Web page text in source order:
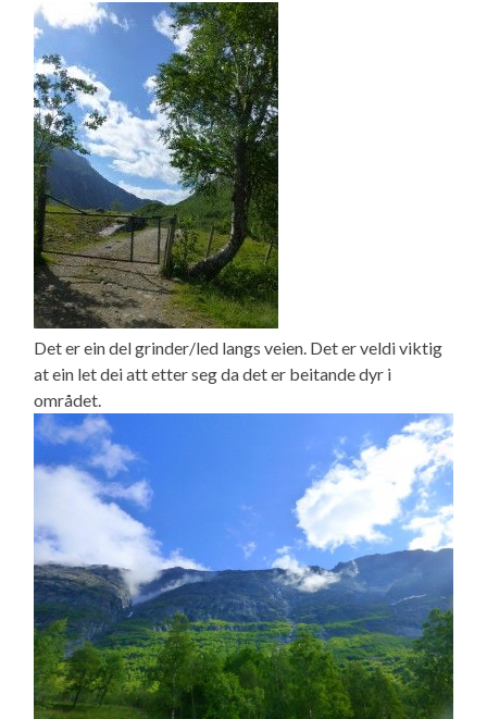
Det er ein del grinder/led langs veien. Det er veldi viktig
at ein let dei att etter seg da det er beitande dyr i
området.